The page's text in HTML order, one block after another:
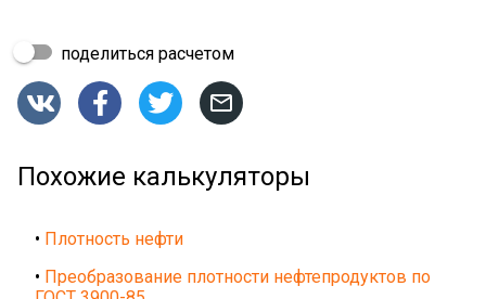
поделиться расчетом
   
Похожие калькуляторы
• Плотность нефти
• Преобразование плотности нефтепродуктов по